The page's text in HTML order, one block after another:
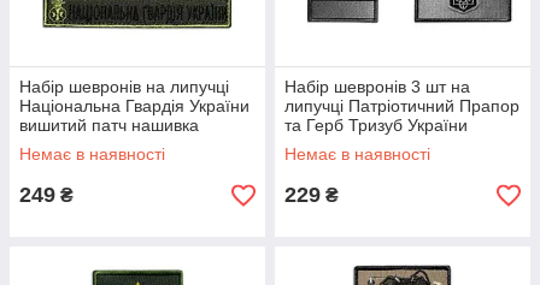
Набір шевронів на липучці
Національна Гвардія України
вишитий патч нашивка
Немає в наявності
249 ₴
Набір шевронів 3 шт на
липучці Патріотичний Прапор
та Герб Тризуб України
Немає в наявності
229 ₴